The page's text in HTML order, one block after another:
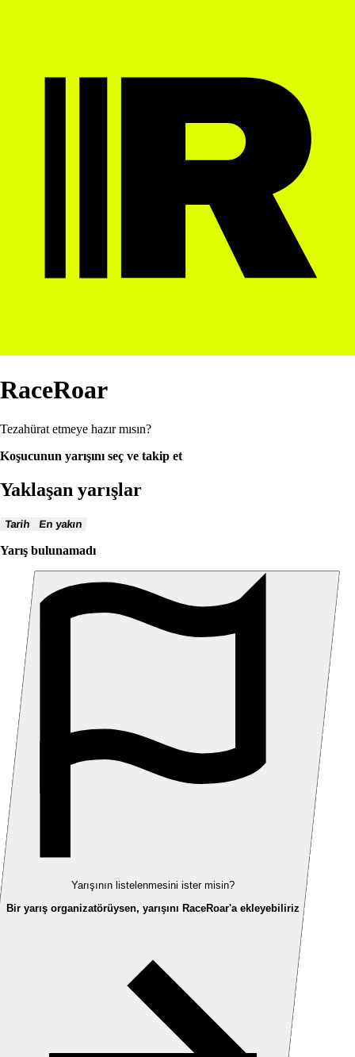
RaceRoar
Tezahürat etmeye hazır mısın?
Koşucunun yarışını seç ve takip et
Yaklaşan yarışlar
Tarih En yakın
Yarış bulunamadı
Yarışının listelenmesini ister misin?
Bir yarış organizatörüysen, yarışını RaceRoar'a ekleyebiliriz